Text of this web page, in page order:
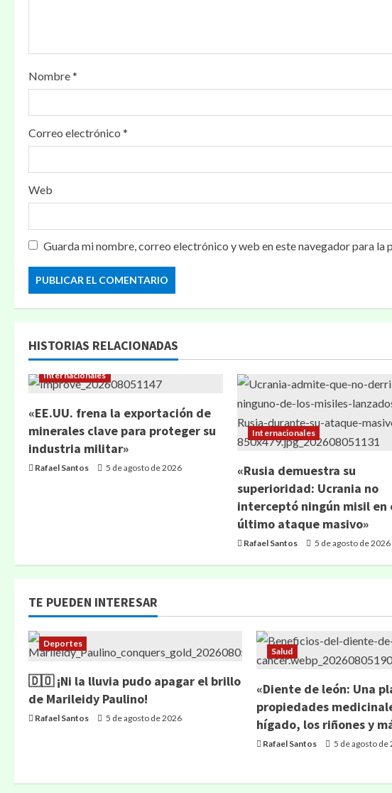
Nombre*
Correo electrónico *
Web
Guarda mi nombre, correo electrónico y web en este navegador para la
HISTORIAS RELACIONADAS
Internacionales
«EE.UU. frena la exportación de
minerales clave para proteger su
industria militar»
Rafael Santos 5 de agosto de 2026
Internacionales
«Rusia demuestra su
superioridad: Ucrania no
interceptó ningún misil en
último ataque masivo»
Rafael Santos 5 de agosto de 2026
TE PUEDEN INTERESAR
Deportes
🇩🇴 ¡Ni la lluvia pudo apagar el brillo
de Marileidy Paulino!
Rafael Santos 5 de agosto de 2026
Salud
«Diente de león: Una
propiedades
hígado, los riñones y
Rafael Santos 5 de agosto de